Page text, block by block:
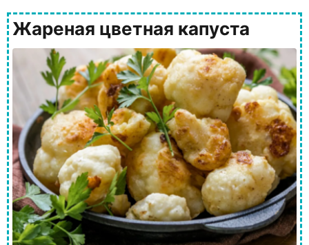
Жареная цветная капуста